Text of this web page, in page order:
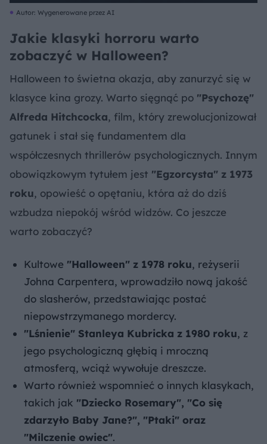
Autor: Wygenerowane przez AI
Jakie klasyki horroru warto
zobaczyć w Halloween?
Halloween to świetna okazja, aby zanurzyć się w
klasyce kina grozy. Warto sięgnąć po "Psychozę"
Alfreda Hitchcocka, film, który zrewolucjonizował
gatunek i stał się fundamentem dla
współczesnych thrillerów psychologicznych. Innym
obowiązkowym tytułem jest "Egzorcysta" z 1973
roku, opowieść o opętaniu, która aż do dziś
wzbudza niepokój wśród widzów. Co jeszcze
warto zobaczyć?
Kultowe "Halloween" z 1978 roku, reżyserii
Johna Carpentera, wprowadziło nową jakość
do slasherów, przedstawiając postać
niepowstrzymanego mordercy.
"Lśnienie" Stanleya Kubricka z 1980 roku, z
jego psychologiczną głębią i mroczną
atmosferą, wciąż wywołuje dreszcze.
Warto również wspomnieć o innych klasykach,
takich jak "Dziecko Rosemary", "Co się
zdarzyło Baby Jane?", "Ptaki" oraz
"Milczenie owiec".